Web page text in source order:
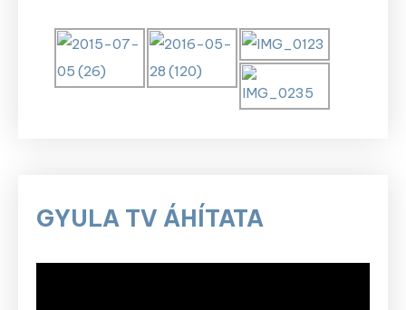
GYULA TV ÁHÍTATA